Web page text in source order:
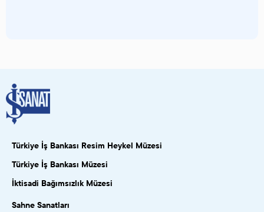
Türkiye İş Bankası Resim Heykel Müzesi
Türkiye İş Bankası Müzesi
İktisadi Bağımsızlık Müzesi
Sahne Sanatları